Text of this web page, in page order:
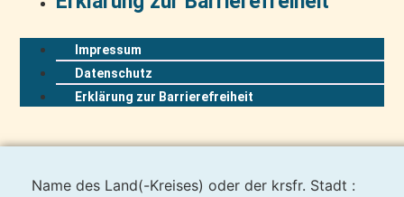
Impressum
Datenschutz
Erklärung zur Barrierefreiheit
Name des Land(-Kreises) oder der krsfr. Stadt :